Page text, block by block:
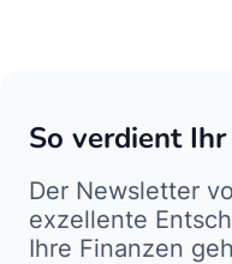
So verdient
Der Newsletter
exzellente
Ihre Finanzen